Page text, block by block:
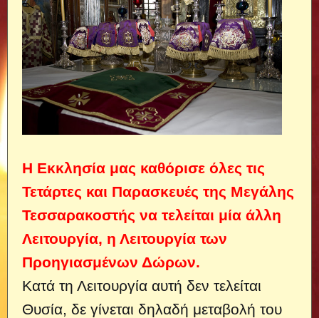
Η Εκκλησία μας καθόρισε όλες τις
Τετάρτες και Παρασκευές της Μεγάλης
Τεσσαρακοστής να τελείται μία άλλη
Λειτουργία, η Λειτουργία των
Προηγιασμένων Δώρων.
Κατά τη Λειτουργία αυτή δεν τελείται
Θυσία, δε γίνεται δηλαδή μεταβολή του